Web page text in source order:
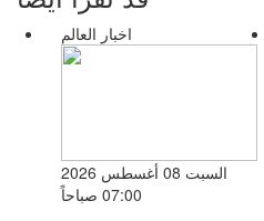
اخبار العالم
السبت 08 أغسطس 2026
07:00 صباحاً